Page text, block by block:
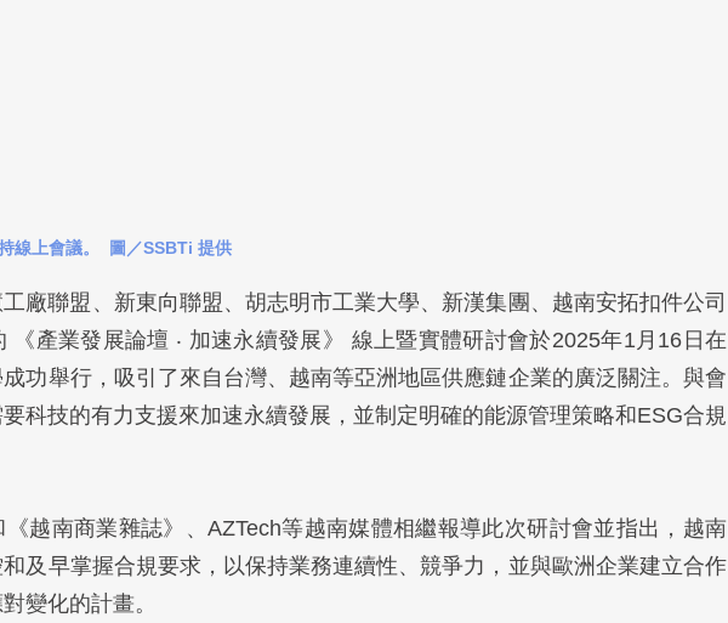
線上會議。  圖／SSBTi 提供
廠聯盟、新東向聯盟、胡志明市工業大學、新漢集團、越南安拓扣件公司
《產業發展論壇 ‧ 加速永續發展》 線上暨實體研討會於2025年1月16日在
功舉行，吸引了來自台灣、越南等亞洲地區供應鏈企業的廣泛關注。與會
科技的有力支援來加速永續發展，並制定明確的能源管理策略和ESG合規
越南商業雜誌》、AZTech等越南媒體相繼報導此次研討會並指出，越南
及早掌握合規要求，以保持業務連續性、競爭力，並與歐洲企業建立合作
變化的計畫。